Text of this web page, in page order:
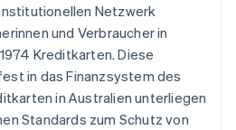
Netzwerk
und Verbraucher in
Kreditkarten. Diese
in das Finanzsystem des
in Australien unterliegen
Standards zum Schutz von